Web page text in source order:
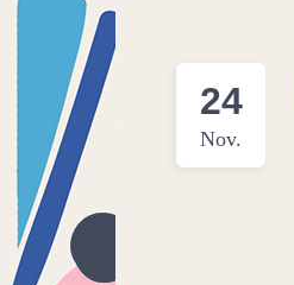
24
Nov.